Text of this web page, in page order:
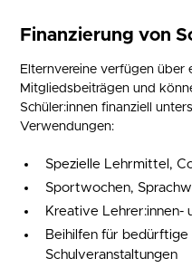
Finanzierung von
Elternvereine verfügen über
Mitgliedsbeiträgen und
Schüler:innen finanziell
Verwendungen:
Spezielle Lehrmittel,
Sportwochen,
Kreative Lehrer:innen-
Beihilfen für bedürftige
Schulveranstaltungen